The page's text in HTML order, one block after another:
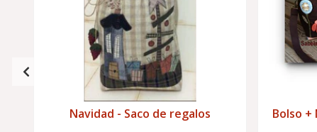
Navidad - Saco de regalos Bolso